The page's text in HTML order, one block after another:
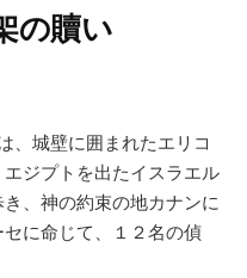
の贖い
、城壁に囲まれたエリコ
ジプトを出たイスラエル
、神の約束の地カナンに
に命じて、１２名の偵